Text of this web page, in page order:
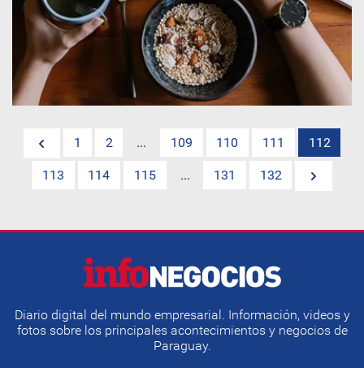
1 2 ... 109 110 111 112
113 114 115 ... 131 132
Diario digital del mundo empresarial. Información, videos y
fotos sobre los principales acontecimientos y negocios de
Paraguay.